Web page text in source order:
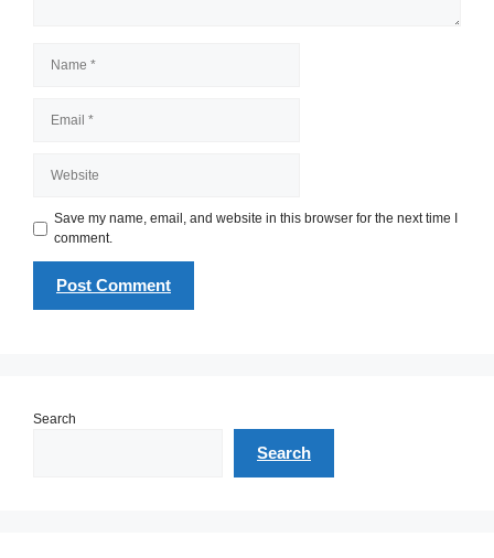
Save my name, email, and website in this browser for the next time I
comment.
Search
Search